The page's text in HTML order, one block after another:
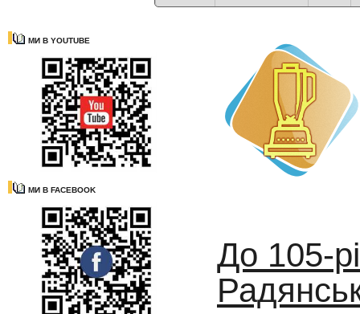
МИ В YOUTUBE
МИ В FACEBOOK
До 105-